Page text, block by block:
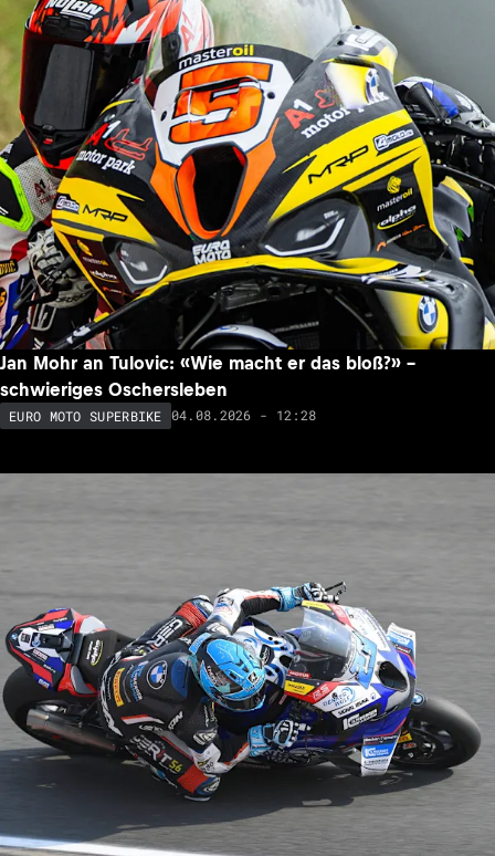
Jan Mohr an Tulovic: «Wie macht er das bloß?» –
schwieriges Oschersleben
EURO MOTO SUPERBIKE 04.08.2026 - 12:28